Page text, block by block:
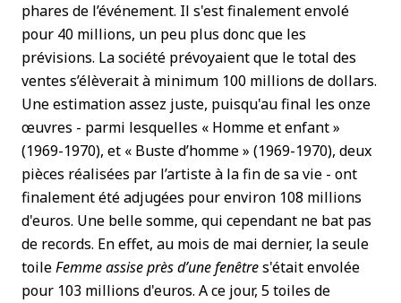
phares de l’événement. Il s'est finalement envolé
pour 40 millions, un peu plus donc que les
prévisions. La société prévoyaient que le total des
ventes s’élèverait à minimum 100 millions de dollars.
Une estimation assez juste, puisqu'au final les onze
œuvres - parmi lesquelles « Homme et enfant »
(1969-1970), et « Buste d’homme » (1969-1970), deux
pièces réalisées par l’artiste à la fin de sa vie - ont
finalement été adjugées pour environ 108 millions
d'euros. Une belle somme, qui cependant ne bat pas
de records. En effet, au mois de mai dernier, la seule
toileFemme assise près d’une fenêtres'était envolée
pour 103 millions d'euros. A ce jour, 5 toiles de